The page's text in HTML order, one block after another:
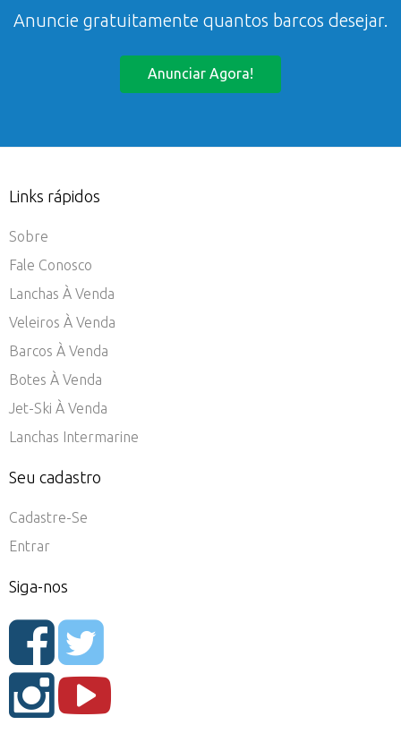
Anuncie gratuitamente quantos barcos desejar.
Anunciar Agora!
Links rápidos
Sobre
Fale Conosco
Lanchas À Venda
Veleiros À Venda
Barcos À Venda
Botes À Venda
Jet-Ski À Venda
Lanchas Intermarine
Seu cadastro
Cadastre-Se
Entrar
Siga-nos